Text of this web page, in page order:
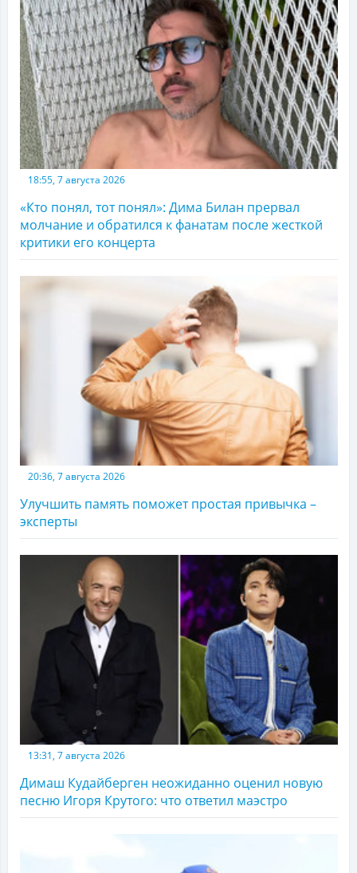
18:55, 7 августа 2026
«Кто понял, тот понял»: Дима Билан прервал
молчание и обратился к фанатам после жесткой
критики его концерта
20:36, 7 августа 2026
Улучшить память поможет простая привычка –
эксперты
13:31, 7 августа 2026
Димаш Кудайберген неожиданно оценил новую
песню Игоря Крутого: что ответил маэстро